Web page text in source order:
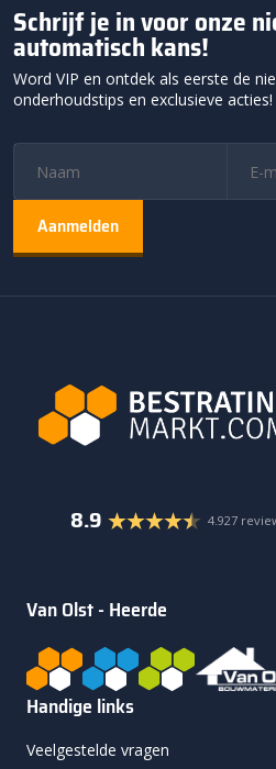
Schrijf je in voor onze
automatisch kans!
Word VIP en ontdek als eerste de
onderhoudstips en exclusieve acties!
8.9 4.927
Van Olst - Heerde
Handige links
Veelgestelde vragen